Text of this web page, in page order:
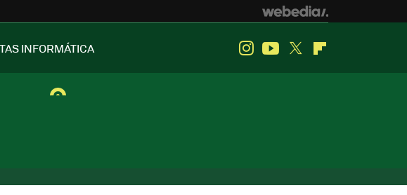
INFORMÁTICA InstagramYoutube
Twitter